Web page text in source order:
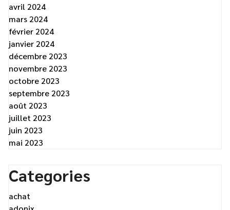
avril 2024
mars 2024
février 2024
janvier 2024
décembre 2023
novembre 2023
octobre 2023
septembre 2023
août 2023
juillet 2023
juin 2023
mai 2023
Categories
achat